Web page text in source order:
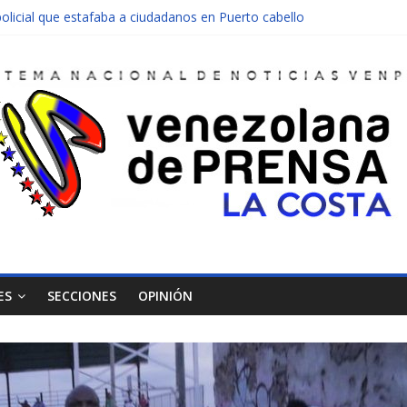
que estafaba a ciudadanos en Puerto cabello
abandonado de Chichiriviche
entre Colombia y Margarita el 27 de junio
SECCIONES OPINIÓN